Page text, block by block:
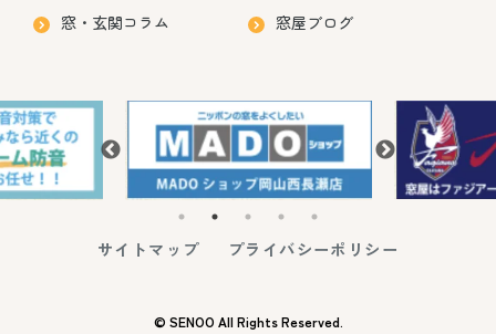
窓・玄関コラム
窓屋ブログ
サイトマップ プライバシーポリシー
© SENOO All Rights Reserved.